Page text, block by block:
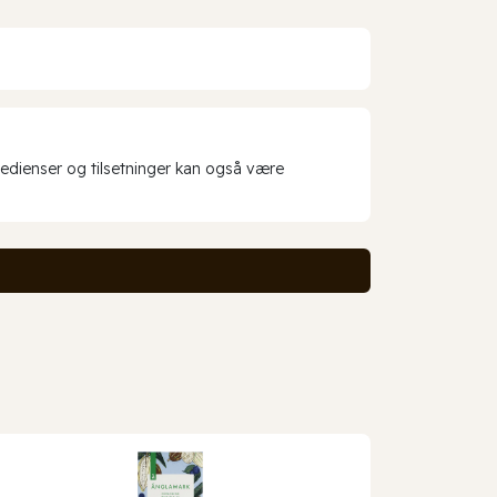
og tilsetninger kan også være